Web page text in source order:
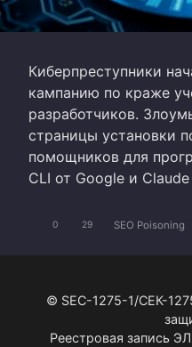
Киберпреступники
кампанию по краже
разработчиков.
страницы установки
помощников для
CLI от Google и
0 29 SEO Poisoning
© SEC-1275-1/СЕК-
Реестровая запись